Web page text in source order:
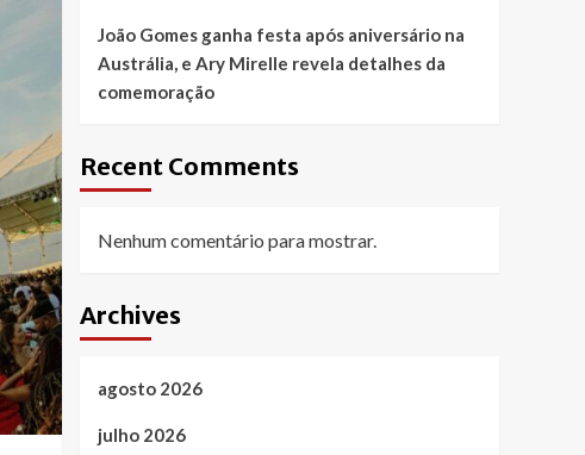
João Gomes ganha festa após aniversário na
Austrália, e Ary Mirelle revela detalhes da
comemoração
Recent Comments
Nenhum comentário para mostrar.
Archives
agosto 2026
julho 2026